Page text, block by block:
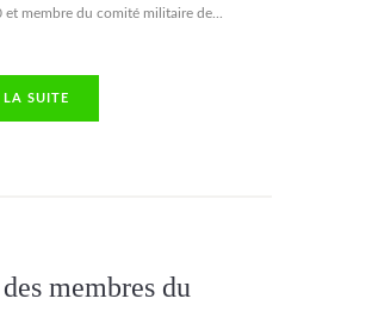
et membre du comité militaire de...
LA SUITE
membres du